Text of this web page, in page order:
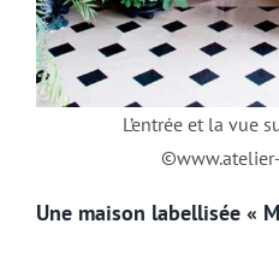
L’entrée et la vue
Une maison labellisée «